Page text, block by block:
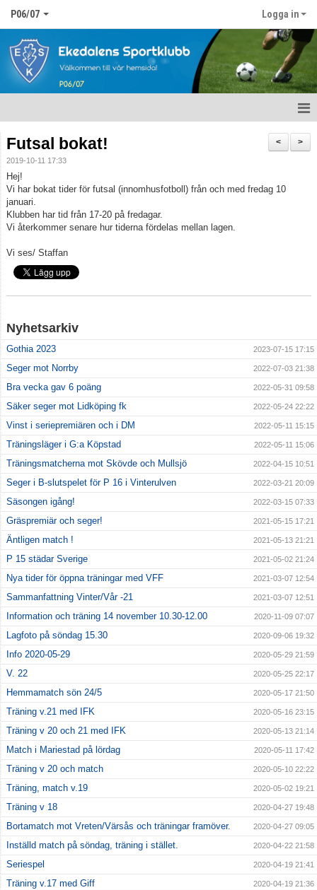
P06/07 Logga in
Nyheter
Kalender
Matcher
Truppen
Kontakt
>
<
Futsal bokat!
2019-10-11 17:33
Hej!
Vi har bokat tider för futsal (innomhusfotboll) från och med fredag 10
januari.
Klubben har tid från 17-20 på fredagar.
Vi återkommer senare hur tiderna fördelas mellan lagen.
Vi ses/ Staffan
Nyhetsarkiv
Gothia 2023 2023-07-15 17:15
Seger mot Norrby 2022-07-03 21:38
Bra vecka gav 6 poäng 2022-05-31 09:58
Säker seger mot Lidköping fk 2022-05-24 22:22
Vinst i seriepremiären och i DM 2022-05-11 15:15
Träningsläger i G:a Köpstad 2022-05-11 15:06
Träningsmatcherna mot Skövde och Mullsjö 2022-04-15 10:51
Seger i B-slutspelet för P 16 i Vinterulven 2022-03-21 20:09
Säsongen igång! 2022-03-15 07:33
Gräspremiär och seger! 2021-05-15 17:21
Äntligen match ! 2021-05-13 21:21
P 15 städar Sverige 2021-05-02 21:24
Nya tider för öppna träningar med VFF 2021-03-07 12:54
Sammanfattning Vinter/Vår -21 2021-03-07 12:51
Information och träning 14 november 10.30-12.00 2020-11-09 07:07
Lagfoto på söndag 15.30 2020-09-06 19:32
Info 2020-05-29 2020-05-29 21:59
V. 22 2020-05-25 22:17
Hemmamatch sön 24/5 2020-05-17 21:50
Träning v.21 med IFK 2020-05-16 23:15
Träning v 20 och 21 med IFK 2020-05-13 21:14
Match i Mariestad på lördag 2020-05-11 17:42
Träning v 20 och match 2020-05-10 22:22
Träning, match v.19 2020-05-02 19:21
Träning v 18 2020-04-27 19:48
Bortamatch mot Vreten/Värsås och träningar framöver. 2020-04-27 09:05
Inställd match på söndag, träning i stället. 2020-04-22 21:58
Seriespel 2020-04-19 21:41
Träning v.17 med Giff 2020-04-19 21:36